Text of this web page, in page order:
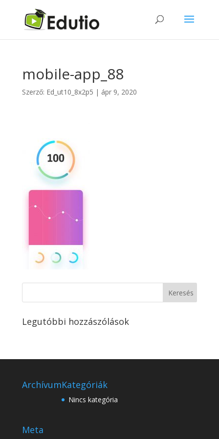
mobile-app_88
Szerző: Ed_ut10_8x2p5 | ápr 9, 2020
Legutóbbi hozzászólások
ArchívumKategóriák
Nincs kategória
Meta